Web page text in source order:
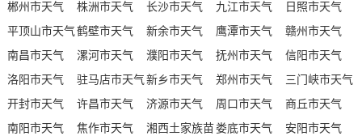
郴州市天气
株洲市天气 长沙市天气 九江市天气
日照市天气
平顶山市天气鹤壁市天气 新余市天气 鹰潭市天气
赣州市天气
南昌市天气
漯河市天气 濮阳市天气 抚州市天气
信阳市天气
洛阳市天气
驻马店市天气新乡市天气 郑州市天气
三门峡市天气
开封市天气
许昌市天气 济源市天气 周口市天气
商丘市天气
南阳市天气
焦作市天气
湘西土家族苗娄底市天气
安阳市天气